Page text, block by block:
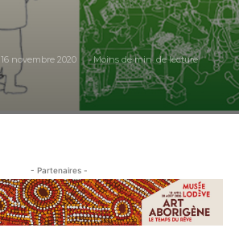
16 novembre 2020 Moins demin. de lecture
- Partenaires -